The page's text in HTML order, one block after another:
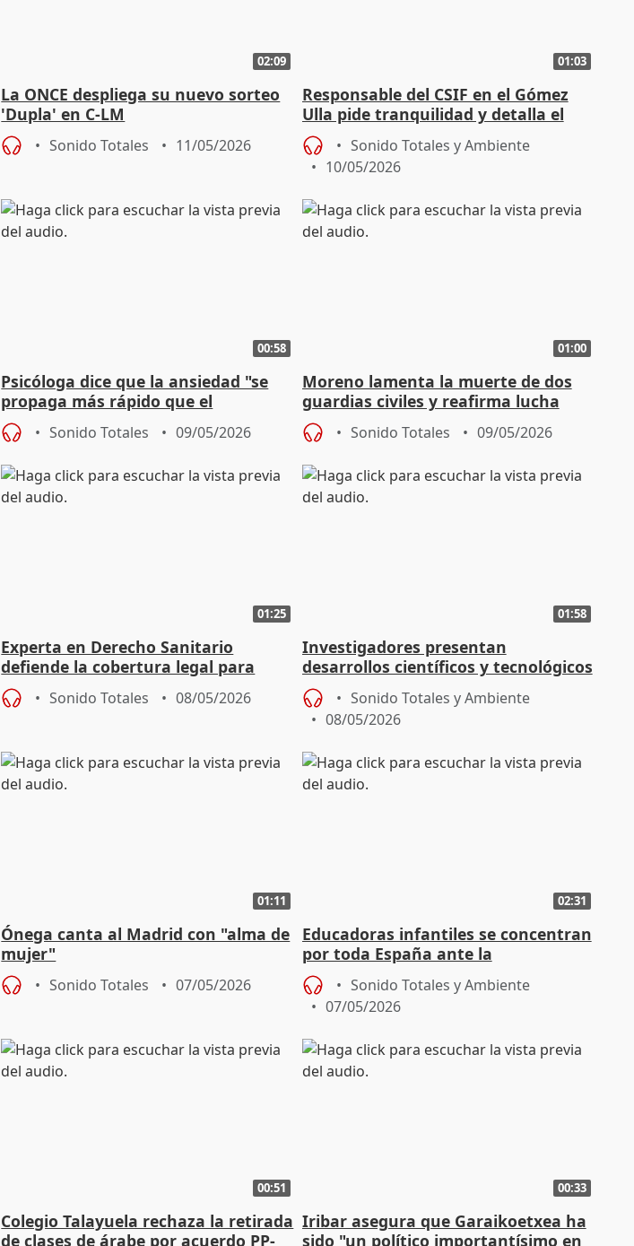
02:09
La ONCE despliega su nuevo sorteo
'Dupla' en C-LM
Sonido Totales 11/05/2026
01:03
Responsable del CSIF en el Gómez
Ulla pide tranquilidad y detalla el
dispositivo preparado
Sonido Totales y Ambiente
10/05/2026
00:58
Psicóloga dice que la ansiedad "se
propaga más rápido que el
hantavirus" ante la incertidumbre
Sonido Totales 09/05/2026
01:00
Moreno lamenta la muerte de dos
guardias civiles y reafirma lucha
contra narcotráfico
Sonido Totales 09/05/2026
01:25
Experta en Derecho Sanitario
defiende la cobertura legal para
cuarentenas obligatorias
Sonido Totales 08/05/2026
01:58
Investigadores presentan
desarrollos científicos y tecnológicos
en la Fira dels Invents
Sonido Totales y Ambiente
08/05/2026
01:11
Ónega canta al Madrid con "alma de
mujer"
Sonido Totales 07/05/2026
02:31
Educadoras infantiles se concentran
por toda España ante la
"precariedad" en 0-3 años
Sonido Totales y Ambiente
07/05/2026
00:51
Colegio Talayuela rechaza la retirada
de clases de árabe por acuerdo PP-
00:33
Iribar asegura que Garaikoetxea ha
sido "un político importantísimo en